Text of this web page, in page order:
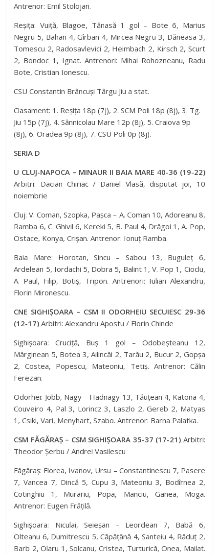
Antrenor: Emil Stolojan.
Reșița: Vuiță, Blagoe, Tănasă 1 gol – Bote 6, Marius
Negru 5, Bahan 4, Gîrban 4, Mircea Negru 3, Dăneasa 3,
Tomescu 2, Radosavlevici 2, Heimbach 2, Kirsch 2, Scurt
2, Bondoc 1, Ignat. Antrenori: Mihai Rohozneanu, Radu
Bote, Cristian Ionescu.
CSU Constantin Brâncuși Târgu Jiu a stat.
Clasament: 1. Reșița 18p (7j), 2. SCM Poli 18p (8j), 3. Tg.
Jiu 15p (7j), 4. Sânnicolau Mare 12p (8j), 5. Craiova 9p
(8j), 6. Oradea 9p (8j), 7. CSU Poli 0p (8j).
SERIA D
U CLUJ-NAPOCA – MINAUR II BAIA MARE 40-36 (19-22)
Arbitri: Dacian Chiriac / Daniel Vlasă, disputat joi, 10
noiembrie
Cluj: V. Coman, Szopka, Pașca – A. Coman 10, Adoreanu 8,
Ramba 6, C. Ghivil 6, Kereki 5, B. Paul 4, Drăgoi 1, A. Pop,
Ostace, Konya, Crișan. Antrenor: Ionuț Ramba.
Baia Mare: Horotan, Sincu – Sabou 13, Buguleț 6,
Ardelean 5, Iordachi 5, Dobra 5, Balint 1, V. Pop 1, Cioclu,
A. Paul, Filip, Botiș, Tripon. Antrenori: Iulian Alexandru,
Florin Mironescu.
CNE SIGHIȘOARA – CSM II ODORHEIU SECUIESC 29-36
(12-17) Arbitri: Alexandru Apostu / Florin Chinde
Sighișoara: Cruciță, Buș 1 gol – Odobeșteanu 12,
Mărginean 5, Botea 3, Ailincăi 2, Tarău 2, Bucur 2, Gopșa
2, Costea, Popescu, Mateoniu, Tetiș. Antrenor: Călin
Ferezan.
Odorhei: Jobb, Nagy – Hadnagy 13, Tăuțean 4, Katona 4,
Couveiro 4, Pal 3, Lorincz 3, Laszlo 2, Gereb 2, Matyas
1, Csiki, Vari, Menyhart, Szabo. Antrenor: Barna Palatka.
CSM FĂGĂRAȘ – CSM SIGHIȘOARA 35-37 (17-21) Arbitri:
Theodor Șerbu / Andrei Vasilescu
Făgăraș: Florea, Ivanov, Ursu – Constantinescu 7, Pasere
7, Vancea 7, Dincă 5, Cupu 3, Mateoniu 3, Bodîrnea 2,
Cotinghiu 1, Murariu, Popa, Manciu, Ganea, Moga.
Antrenor: Eugen Frățilă.
Sighișoara: Niculai, Seieșan – Leordean 7, Babă 6,
Olteanu 6, Dumitrescu 5, Căpățână 4, Santeiu 4, Răduț 2,
Barb 2, Olaru 1, Solcanu, Cristea, Turturică, Onea, Mailat.